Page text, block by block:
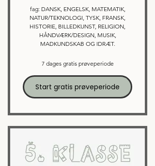
fag: DANSK, ENGELSK, MATEMATIK,
NATUR/TEKNOLOGI, TYSK, FRANSK,
HISTORIE, BILLEDKUNST, RELIGION,
HÅNDVÆRK/DESIGN, MUSIK,
MADKUNDSKAB OG IDRÆT.
7 dages gratis prøveperiode
Start gratis prøveperiode